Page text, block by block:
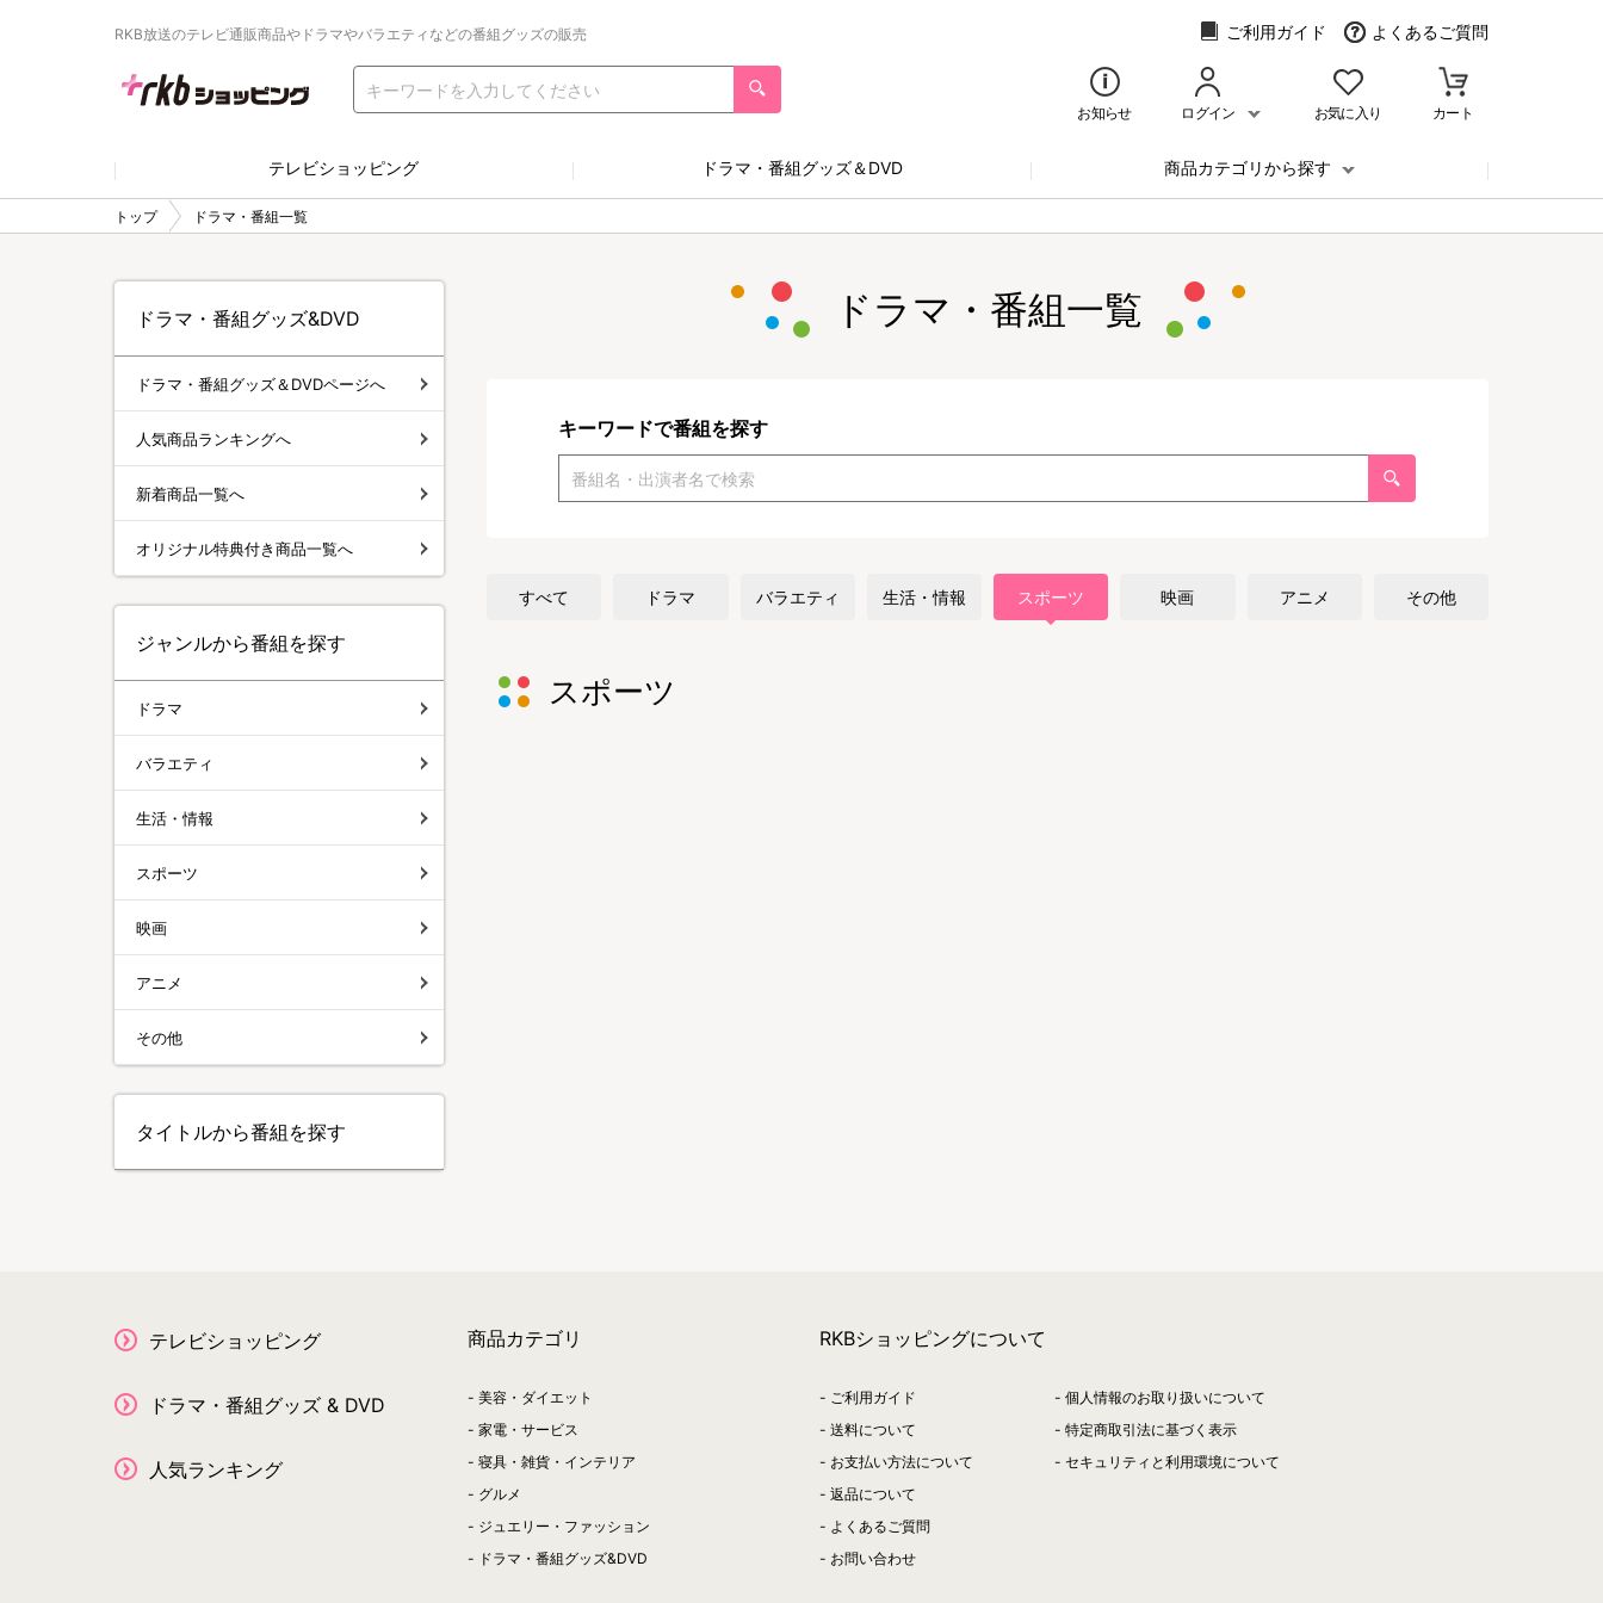
RKB放送のテレビ通販商品やドラマやバラエティなどの番組グッズの販売 ご利用ガイド よくあるご質問
お知らせ ログイン お気に入り カート
テレビショッピング ドラマ・番組グッズ＆DVD 商品カテゴリから探す
トップ ドラマ・番組一覧
ドラマ・番組一覧
キーワードで番組を探す
すべて ドラマ バラエティ 生活・情報 スポーツ 映画 アニメ その他
スポーツ
ドラマ・番組グッズ&DVD
ドラマ・番組グッズ＆DVDページへ
人気商品ランキングへ
新着商品一覧へ
オリジナル特典付き商品一覧へ
ジャンルから番組を探す
ドラマ
バラエティ
生活・情報
スポーツ
映画
アニメ
その他
タイトルから番組を探す
テレビショッピング
ドラマ・番組グッズ & DVD
人気ランキング
商品カテゴリ
美容・ダイエット
家電・サービス
寝具・雑貨・インテリア
グルメ
ジュエリー・ファッション
ドラマ・番組グッズ&DVD
RKBショッピングについて
ご利用ガイド
送料について
お支払い方法について
返品について
よくあるご質問
お問い合わせ
個人情報のお取り扱いについて
特定商取引法に基づく表示
セキュリティと利用環境について